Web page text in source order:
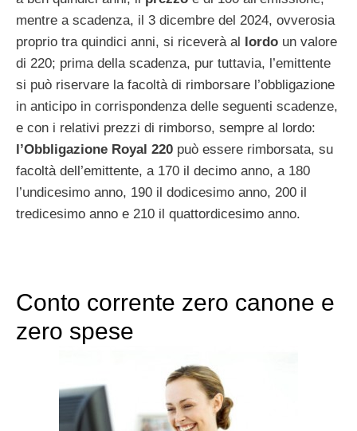
mentre a scadenza, il 3 dicembre del 2024, ovverosia
proprio tra quindici anni, si riceverà al lordo un valore
di 220; prima della scadenza, pur tuttavia, l’emittente
si può riservare la facoltà di rimborsare l’obbligazione
in anticipo in corrispondenza delle seguenti scadenze,
e con i relativi prezzi di rimborso, sempre al lordo:
l’Obbligazione Royal 220 può essere rimborsata, su
facoltà dell’emittente, a 170 il decimo anno, a 180
l’undicesimo anno, 190 il dodicesimo anno, 200 il
tredicesimo anno e 210 il quattordicesimo anno.
Conto corrente zero canone e
zero spese